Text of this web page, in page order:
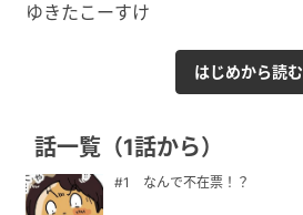
ゆきたこーすけ
はじめから読む
話一覧（1話から）
#1 なんで不在票！？